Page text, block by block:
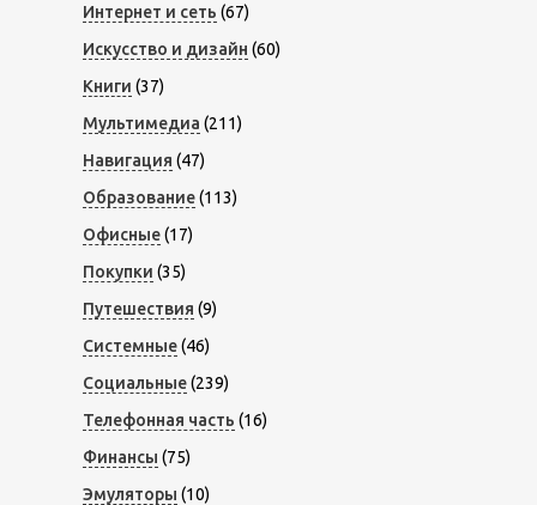
Интернет и сеть (67)
Искусство и дизайн (60)
Книги (37)
Мультимедиа (211)
Навигация (47)
Образование(113)
Офисные(17)
Покупки (35)
Путешествия (9)
Системные(46)
Социальные(239)
Телефонная часть (16)
Финансы (75)
Эмуляторы (10)